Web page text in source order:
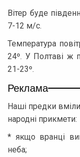
Вітер буде
7-12 м/с.
Температура
24º. У Полтаві ж
21-23º.
Реклама
Наші предки
народні прикмети:
* якщо вранці
неба;